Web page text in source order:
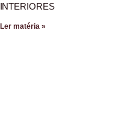
INTERIORES
Ler matéria »